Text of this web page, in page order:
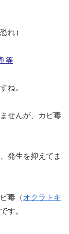
れ）
等
ね。
せんが、カビ毒
発生を抑えてま
毒（オクラトキ
す。